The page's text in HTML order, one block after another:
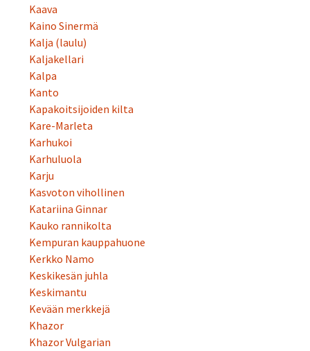
Kaava
Kaino Sinermä
Kalja (laulu)
Kaljakellari
Kalpa
Kanto
Kapakoitsijoiden kilta
Kare-Marleta
Karhukoi
Karhuluola
Karju
Kasvoton vihollinen
Katariina Ginnar
Kauko rannikolta
Kempuran kauppahuone
Kerkko Namo
Keskikesän juhla
Keskimantu
Kevään merkkejä
Khazor
Khazor Vulgarian